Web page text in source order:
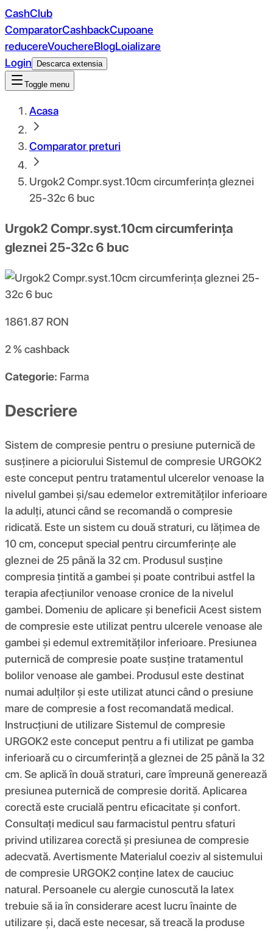
CashClub
ComparatorCashbackCupoane
reducereVouchereBlogLoializare
Login
Descarca extensia
Toggle menu
Acasa
Comparator preturi
Urgok2 Compr.syst.10cm circumferința gleznei
25-32c 6 buc
Urgok2 Compr.syst.10cm circumferința
gleznei 25-32c 6 buc
1861.87 RON
2 %cashback
Categorie: Farma
Descriere
Sistem de compresie pentru o presiune puternică de
susținere a piciorului Sistemul de compresie URGOK2
este conceput pentru tratamentul ulcerelor venoase la
nivelul gambei și/sau edemelor extremităților inferioare
la adulți, atunci când se recomandă o compresie
ridicată. Este un sistem cu două straturi, cu lățimea de
10 cm, conceput special pentru circumferințe ale
gleznei de 25 până la 32 cm. Produsul susține
compresia țintită a gambei și poate contribui astfel la
terapia afecțiunilor venoase cronice de la nivelul
gambei. Domeniu de aplicare și beneficii Acest sistem
de compresie este utilizat pentru ulcerele venoase ale
gambei și edemul extremităților inferioare. Presiunea
puternică de compresie poate susține tratamentul
bolilor venoase ale gambei. Produsul este destinat
numai adulților și este utilizat atunci când o presiune
mare de compresie a fost recomandată medical.
Instrucțiuni de utilizare Sistemul de compresie
URGOK2 este conceput pentru a fi utilizat pe gamba
inferioară cu o circumferință a gleznei de 25 până la 32
cm. Se aplică în două straturi, care împreună generează
presiunea puternică de compresie dorită. Aplicarea
corectă este crucială pentru eficacitate și confort.
Consultați medicul sau farmacistul pentru sfaturi
privind utilizarea corectă și presiunea de compresie
adecvată. Avertismente Materialul coeziv al sistemului
de compresie URGOK2 conține latex de cauciuc
natural. Persoanele cu alergie cunoscută la latex
trebuie să ia în considerare acest lucru înainte de
utilizare și, dacă este necesar, să treacă la produse